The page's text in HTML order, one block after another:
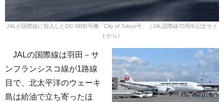
JALが国際線に投入したDC-6B初号機「City of Tokyo号」（JAL国際線70周年記念サイ
トから）
JALの国際線は羽田－サ
ンフランシスコ線が1路線
目で、北太平洋のウェーキ
島は給油で立ち寄ったほ